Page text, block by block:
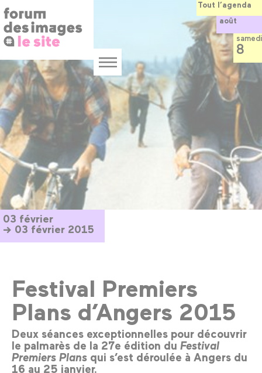
au
contenu
principal
Menu
03 février
→ 03 février 2015
Festival Premiers
Plans d’Angers 2015
Deux séances exceptionnelles pour découvrir
le palmarès de la 27e édition du Festival
Premiers Plans qui s’est déroulée à Angers du
16 au 25 janvier.
Tout l’agenda
août
samedi
8